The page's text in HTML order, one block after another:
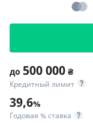
до 500 000 ₴
Кредитный лимит
39,6%
Годовая % ставка